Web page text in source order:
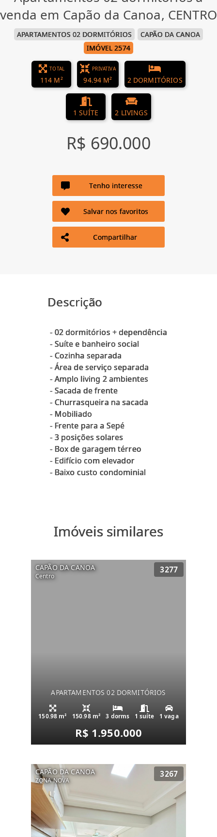
venda em Capão da Canoa, CENTRO
APARTAMENTOS 02 DORMITÓRIOS
CAPÃO DA CANOA
IMÓVEL 2574
TOTAL
114 M²
PRIVATIVA
94.94 M² 2 DORMITÓRIOS
1 SUÍTE 2 LIVINGS
R$ 690.000
Tenho interesse
Salvar nos favoritos
Compartilhar
Descrição
- 02 dormitórios + dependência
- Suíte e banheiro social
- Cozinha separada
- ⁠Área de serviço separada
- Amplo living 2 ambientes
- Sacada de frente
- ⁠Churrasqueira na sacada
- ⁠Mobiliado
- Frente para a Sepé
- ⁠3 posições solares
- ⁠Box de garagem térreo
- ⁠Edifício com elevador
Imóveis similares
CAPÃO DA CANOA
Centro
3277
APARTAMENTOS 02 DORMITÓRIOS
150.98 m² 150.98 m² 3 dorms 1 suíte 1 vaga
R$ 1.950.000
CAPÃO DA CANOA
ZONA NOVA
3267